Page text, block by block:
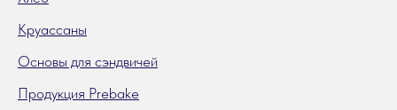
Круассаны
Основы для сэндвичей
Продукция Prebake